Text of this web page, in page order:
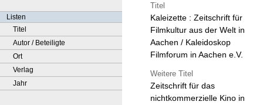
Listen
Titel
Autor / Beteiligte
Ort
Verlag
Jahr
Titel
Kaleizette : Zeitschrift für
Filmkultur aus der Welt in
Aachen / Kaleidoskop
Filmforum in Aachen e.V.
Weitere Titel
Zeitschrift für das
nichtkommerzielle Kino in